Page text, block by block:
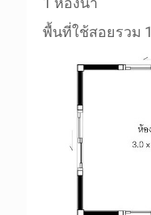
พื้นที่ใช้สอยรวม